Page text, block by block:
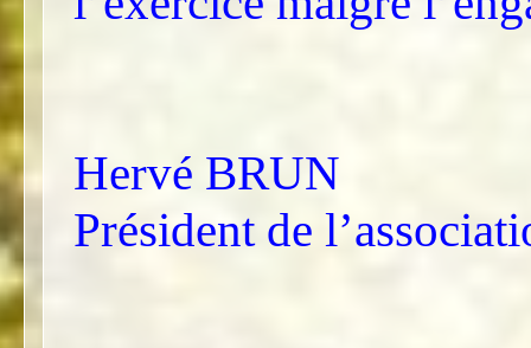
Hervé BRUN
Président de